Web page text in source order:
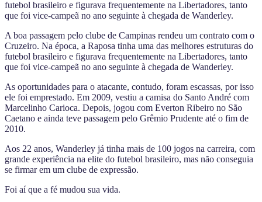
futebol brasileiro e figurava frequentemente na Libertadores, tanto
que foi vice-campeã no ano seguinte à chegada de Wanderley.
A boa passagem pelo clube de Campinas rendeu um contrato com o
Cruzeiro. Na época, a Raposa tinha uma das melhores estruturas do
futebol brasileiro e figurava frequentemente na Libertadores, tanto
que foi vice-campeã no ano seguinte à chegada de Wanderley.
As oportunidades para o atacante, contudo, foram escassas, por isso
ele foi emprestado. Em 2009, vestiu a camisa do Santo André com
Marcelinho Carioca. Depois, jogou com Everton Ribeiro no São
Caetano e ainda teve passagem pelo Grêmio Prudente até o fim de
2010.
Aos 22 anos, Wanderley já tinha mais de 100 jogos na carreira, com
grande experiência na elite do futebol brasileiro, mas não conseguia
se firmar em um clube de expressão.
Foi aí que a fé mudou sua vida.